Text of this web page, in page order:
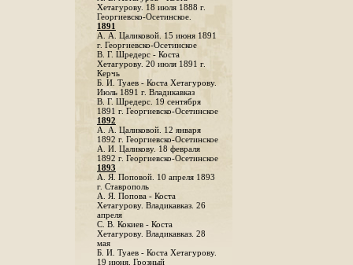
Хетагурову. 18 июля 1888 г.
Георгиевско-Осетинское.
1891
А. А. Цаликовой. 15 июня 1891
г. Георгиевско-Осетинское
B. Г. Шредерс - Коста
Хетагурову. 20 июля 1891 г.
Керчь
Б. И. Туаев - Коста Хетагурову.
Июль 1891 г. Владикавказ
В. Г. Шредерс. 19 сентября
1891 г. Георгиевско-Осетинское
1892
А. А. Цаликовой. 12 января
1892 г. Георгиевско-Осетинское
А. И. Цаликову. 18 февраля
1892 г. Георгиевско-Осетинское
1893
А. Я. Поповой. 10 апреля 1893
г. Ставрополь
A. Я. Попова - Коста
Хетагурову. Владикавказ. 26
апреля
С. В. Кокиев - Коста
Хетагурову. Владикавказ. 28
мая
Б. И. Туаев - Коста Хетагурову.
19 июня. Грозный